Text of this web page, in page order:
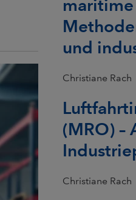
und
Christiane Rach
(MRO) –
Christiane Rach